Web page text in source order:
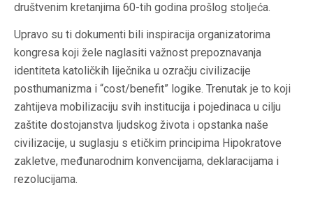
društvenim kretanjima 60-tih godina prošlog stoljeća.
Upravo su ti dokumenti bili inspiracija organizatorima
kongresa koji žele naglasiti važnost prepoznavanja
identiteta katoličkih liječnika u ozračju civilizacije
posthumanizma i “cost/benefit” logike. Trenutak je to koji
zahtijeva mobilizaciju svih institucija i pojedinaca u cilju
zaštite dostojanstva ljudskog života i opstanka naše
civilizacije, u suglasju s etičkim principima Hipokratove
zakletve, međunarodnim konvencijama, deklaracijama i
rezolucijama.